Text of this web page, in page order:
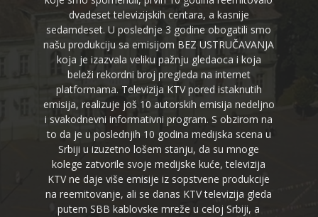
dvadeset televizijskih centara, a kasnije
sedamdeset. U poslednje 3 godine obogatili smo
našu produkciju sa emisijom BEZ USTRUČAVANJA
koja je izazvala veliku pažnju gledaoca i koja
beleži rekordni broj pregleda na internet
platformama. Televizija KTV pored istaknutih
emisija, realizuje još 10 autorskih emisija nedeljno
i svakodnevni informativni program. S obzirom na
to da je u poslednjih 10 godina medijska scena u
Srbiji u izuzetno lošem stanju, da su mnoge
kolege zatvorile svoje medijske kuće, televizija
KTV ne daje više emisije iz sopstvene produkcije
na reemitovanje, ali se danas KTV televizija gleda
putem SBB kablovske mreže u celoj Srbiji, a